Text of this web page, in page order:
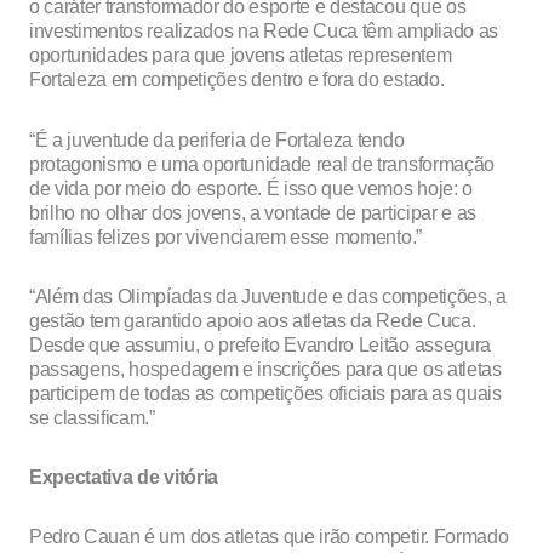
o caráter transformador do esporte e destacou que os
investimentos realizados na Rede Cuca têm ampliado as
oportunidades para que jovens atletas representem
Fortaleza em competições dentro e fora do estado.
“É a juventude da periferia de Fortaleza tendo
protagonismo e uma oportunidade real de transformação
de vida por meio do esporte. É isso que vemos hoje: o
brilho no olhar dos jovens, a vontade de participar e as
famílias felizes por vivenciarem esse momento.”
“Além das Olimpíadas da Juventude e das competições, a
gestão tem garantido apoio aos atletas da Rede Cuca.
Desde que assumiu, o prefeito Evandro Leitão assegura
passagens, hospedagem e inscrições para que os atletas
participem de todas as competições oficiais para as quais
se classificam.”
Expectativa de vitória
Pedro Cauan é um dos atletas que irão competir. Formado